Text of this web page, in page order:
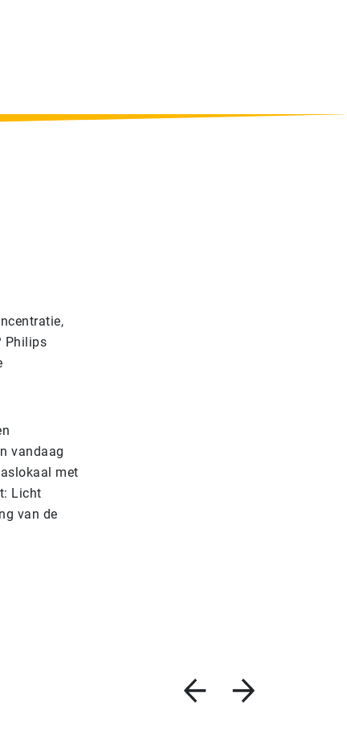
Philips
vandaag
met
Licht
van de